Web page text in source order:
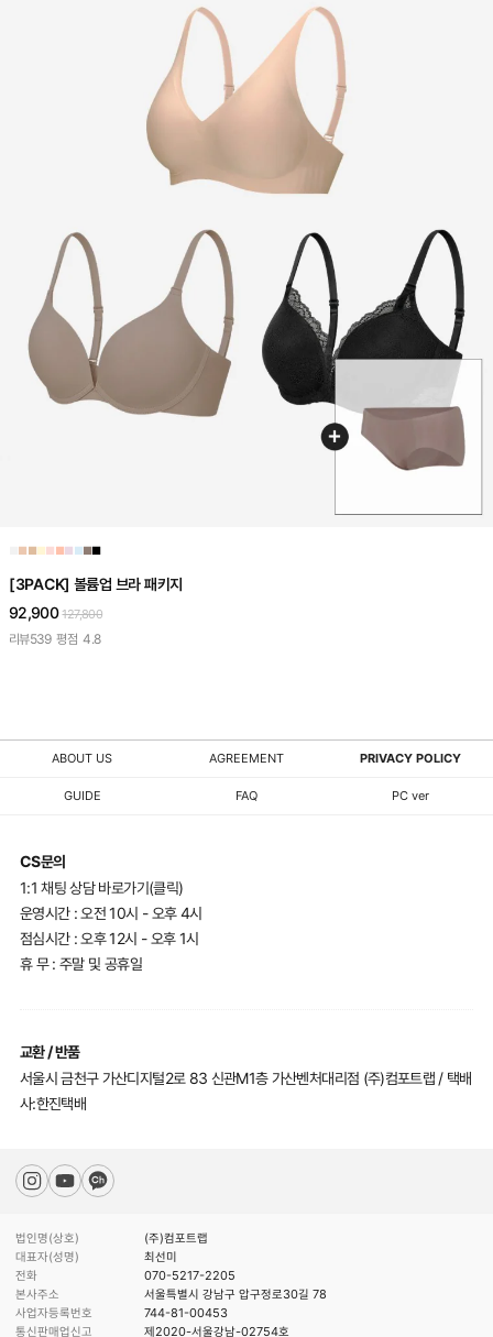
■■■■■■■■■
[3PACK] 볼륨업 브라 패키지
92,900 127,800
리뷰539 평점 4.8
ABOUT US AGREEMENT PRIVACY POLICY
GUIDE FAQ PC ver
CS문의
1:1 채팅 상담 바로가기(클릭)
운영시간 : 오전 10시 - 오후 4시
점심시간 : 오후 12시 - 오후 1시
휴 무 : 주말 및 공휴일
교환 / 반품
서울시 금천구 가산디지털2로 83 신관M1층 가산벤처대리점 (주)컴포트랩 / 택배
사:한진택배
법인명(상호)
(주)컴포트랩
대표자(성명)
최선미
전화
070-5217-2205
본사주소
서울특별시 강남구 압구정로30길 78
사업자등록번호
744-81-00453
통신판매업신고
제2020-서울강남-02754호